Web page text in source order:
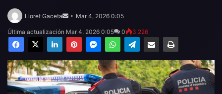
Lloret Gaceta
email
Mar 4, 2026 0:05
Última actualización Mar 4, 2026 0:05 0 3.226
Facebook
X LinkedInPinterestMessengerWhatsAppTelegramCompartir por email Imprimir